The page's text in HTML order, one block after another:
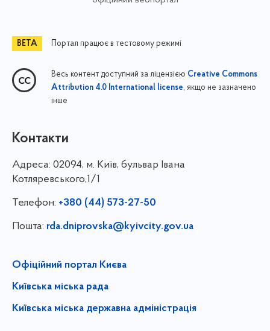
Портал працює в тестовому режимі
Весь контент доступний за ліцензією Creative Commons
Attribution 4.0 International license, якщо не зазначено
інше
Контакти
Адреса: 02094, м. Київ, бульвар Івана
Котляревського,1/1
Телефон: +380 (44) 573-27-50
Пошта: rda.dniprovska@kyivcity.gov.ua
Офіційний портал Києва
Київська міська рада
Київська міська державна адміністрація